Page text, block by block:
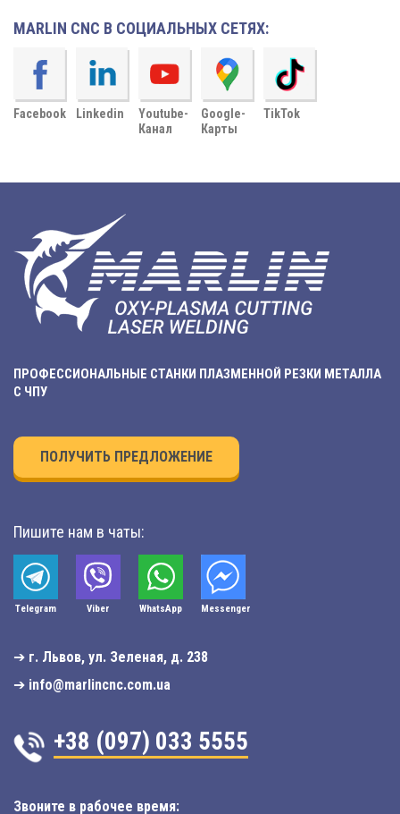
MARLIN CNC В СОЦИАЛЬНЫХ СЕТЯХ:
Facebook Linkedin
Youtube-
Канал
Google-
Карты
TikTok
ПРОФЕССИОНАЛЬНЫЕ СТАНКИ ПЛАЗМЕННОЙ РЕЗКИ МЕТАЛЛА
С ЧПУ
ПОЛУЧИТЬ ПРЕДЛОЖЕНИЕ
Пишите нам в чаты:
Telegram Viber WhatsApp Мessenger
➔ г. Львов, ул. Зеленая, д. 238
➔ info@marlincnc.com.ua
+38 (097) 033 5555
Звоните в рабочее время: